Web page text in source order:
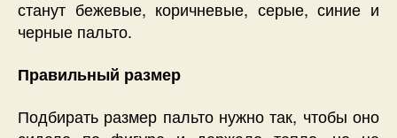
станут бежевые, коричневые, серые, синие и
черные пальто.
Правильный размер
Подбирать размер пальто нужно так, чтобы оно